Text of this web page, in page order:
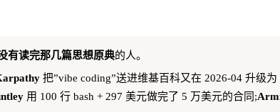
有读完那几篇思想原典的人。
把”vibe coding”送进维基百科又在 2026-04 升级为
用 100 行 bash + 297 美元做完了 5 万美元的合同;